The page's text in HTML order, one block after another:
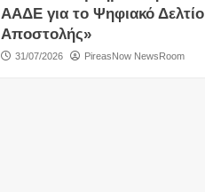
ΑΑΔΕ για το Ψηφιακό Δελτίο
Αποστολής»
31/07/2026 PireasNow NewsRoom